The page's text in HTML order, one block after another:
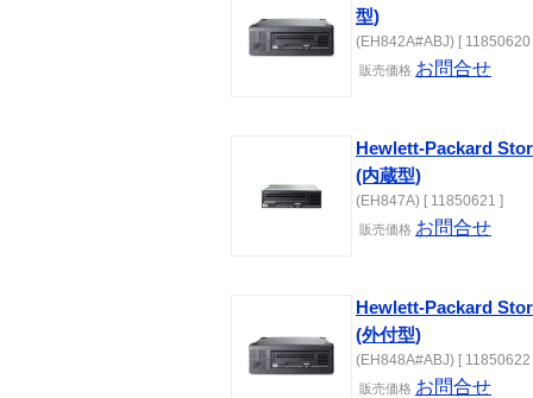
型)
(EH842A#ABJ) [ 11850620
販売価格 お問合せ
Hewlett-Packard
(内蔵型)
(EH847A) [ 11850621 ]
販売価格 お問合せ
Hewlett-Packard
(外付型)
(EH848A#ABJ) [ 11850622
販売価格 お問合せ